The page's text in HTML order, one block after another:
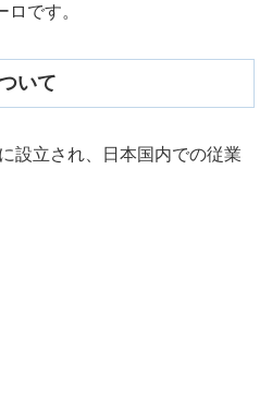
です。
いて
設立され、日本国内での従業